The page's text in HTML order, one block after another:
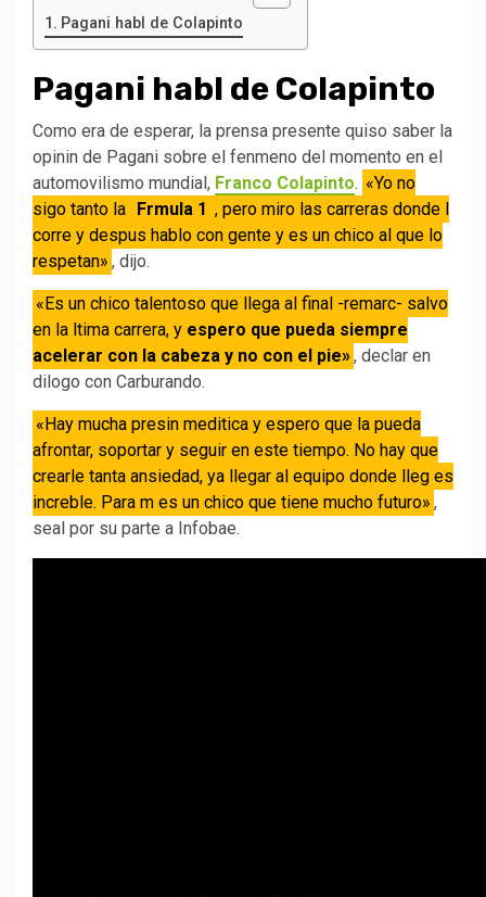
Pagani habl de Colapinto
Pagani habl de Colapinto
Como era de esperar, la prensa presente quiso saber la
opinin de Pagani sobre el fenmeno del momento en el
automovilismo mundial, Franco Colapinto. «Yo no
sigo tanto la Frmula 1 , pero miro las carreras donde l
corre y despus hablo con gente y es un chico al que lo
respetan» , dijo.
«Es un chico talentoso que llega al final -remarc- salvo
en la ltima carrera, y espero que pueda siempre
acelerar con la cabeza y no con el pie», declar en
dilogo con Carburando.
«Hay mucha presin meditica y espero que la pueda
afrontar, soportar y seguir en este tiempo. No hay que
crearle tanta ansiedad, ya llegar al equipo donde lleg es
increble. Para m es un chico que tiene mucho futuro» ,
seal por su parte a Infobae.